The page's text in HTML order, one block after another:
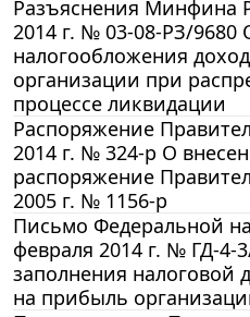
Разъяснения Минфина
2014 г. № 03-08-РЗ/9680
налогообложения
организации при
процессе ликвидации
Распоряжение
2014 г. № 324-р О
распоряжение
2005 г. № 1156-р
Письмо Федеральной
февраля 2014 г. № ГД-4-
заполнения налоговой
на прибыль